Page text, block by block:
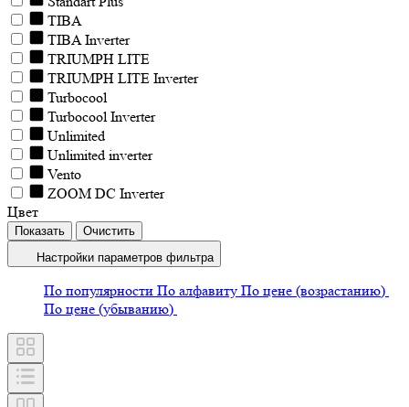
TIBA
TIBA Inverter
TRIUMPH LITE
TRIUMPH LITE Inverter
Turbocool
Turbocool Inverter
Unlimited
Unlimited inverter
Vento
ZOOM DC Inverter
Цвет
Настройки параметров фильтра
По популярности По алфавиту По цене (возрастанию)
По цене (убыванию)